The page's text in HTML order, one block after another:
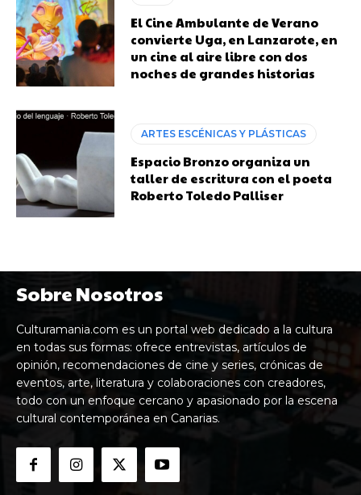
El Cine Ambulante de Verano
convierte Uga, en Lanzarote, en
un cine al aire libre con dos
noches de grandes historias
ARTES ESCÉNICAS Y PLÁSTICAS
Espacio Bronzo organiza un
taller de escritura con el poeta
Roberto Toledo Palliser
Sobre Nosotros
Culturamania.com es un portal web dedicado a la cultura
en todas sus formas: ofrece entrevistas, artículos de
opinión, recomendaciones de cine y series, crónicas de
eventos, arte, literatura y colaboraciones con creadores,
todo con un enfoque cercano y apasionado por la escena
cultural contemporánea en Canarias.